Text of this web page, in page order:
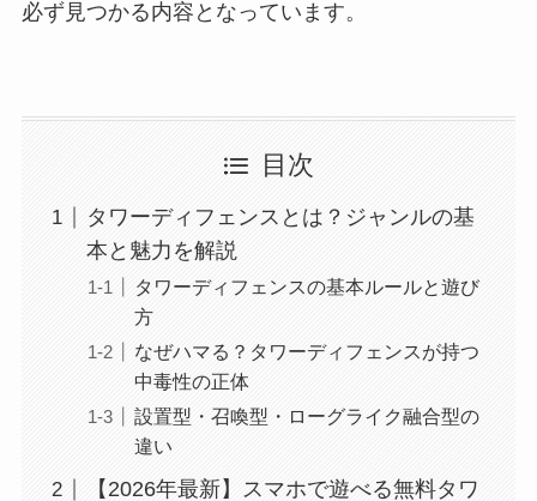
必ず見つかる内容となっています。
目次
タワーディフェンスとは？ジャンルの基
本と魅力を解説
タワーディフェンスの基本ルールと遊び
方
なぜハマる？タワーディフェンスが持つ
中毒性の正体
設置型・召喚型・ローグライク融合型の
違い
【2026年最新】スマホで遊べる無料タワ